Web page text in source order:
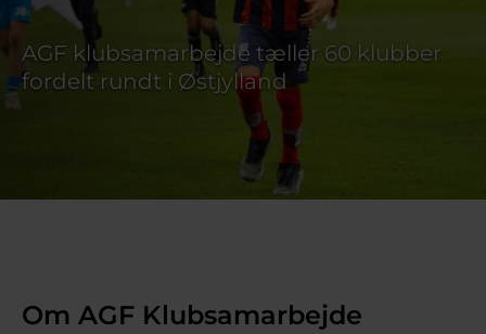
AGF klubsamarbejde tæller 60 klubber
Om AGF Klubsamarbejde